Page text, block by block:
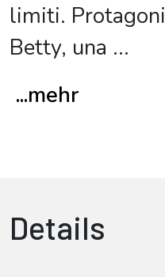
limiti.
Betty, una ...
...mehr
Details